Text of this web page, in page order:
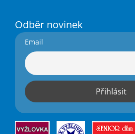
Odběr novinek
Email